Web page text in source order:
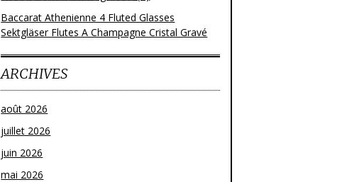
Baccarat Athenienne 4 Fluted Glasses
Sektgläser Flutes A Champagne Cristal Gravé
ARCHIVES
août 2026
juillet 2026
juin 2026
mai 2026